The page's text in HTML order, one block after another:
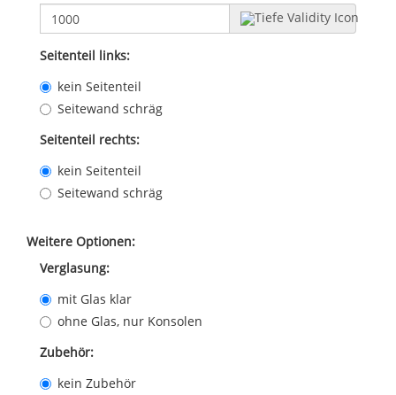
Seitenteil links:
kein Seitenteil
Seitewand schräg
Seitenteil rechts:
kein Seitenteil
Seitewand schräg
Weitere Optionen:
Verglasung:
mit Glas klar
ohne Glas, nur Konsolen
Zubehör:
kein Zubehör